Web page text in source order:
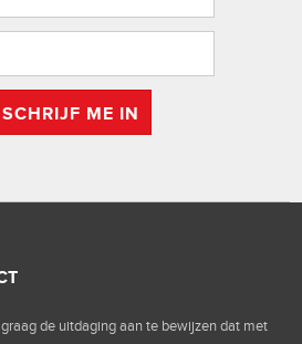
ME IN
de uitdaging aan te bewijzen dat met